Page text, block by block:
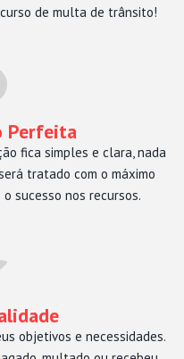
de multa de trânsito!
Perfeita
fica simples e clara, nada
tratado com o máximo
sucesso nos recursos.
objetivos e necessidades.